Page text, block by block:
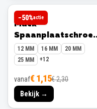
−50%actie
MACK
Mack
Spaanplaatschroef
PZ3 100 stuks 6,0 x
90 mm
12 MM 16 MM
20 MM
25 MM
+12
vanaf€ 1,15€ 2,30
Bekijk →